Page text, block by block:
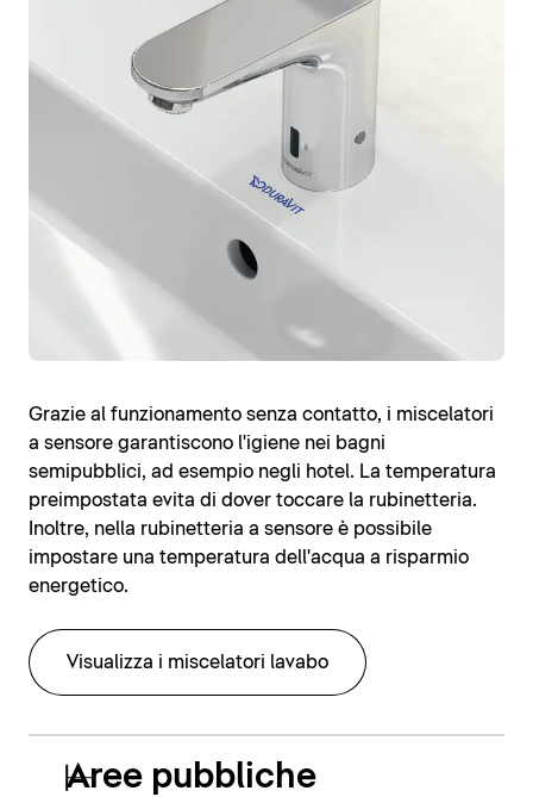
Grazie al funzionamento senza contatto, i miscelatori
a sensore garantiscono l'igiene nei bagni
semipubblici, ad esempio negli hotel. La temperatura
preimpostata evita di dover toccare la rubinetteria.
Inoltre, nella rubinetteria a sensore è possibile
impostare una temperatura dell'acqua a risparmio
energetico.
Visualizza i miscelatori lavabo
Aree pubbliche